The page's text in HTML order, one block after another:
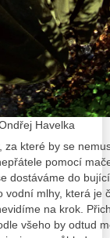
Havelka
které by se
pomocí
dostáváme do
vodní mlhy, která je
na krok.
všeho by odtud